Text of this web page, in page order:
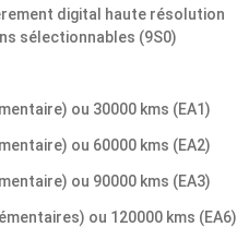
digital haute résolution
sélectionnables (9S0)
ou 30000 kms (EA1)
ou 60000 kms (EA2)
ou 90000 kms (EA3)
ou 120000 kms (EA6)